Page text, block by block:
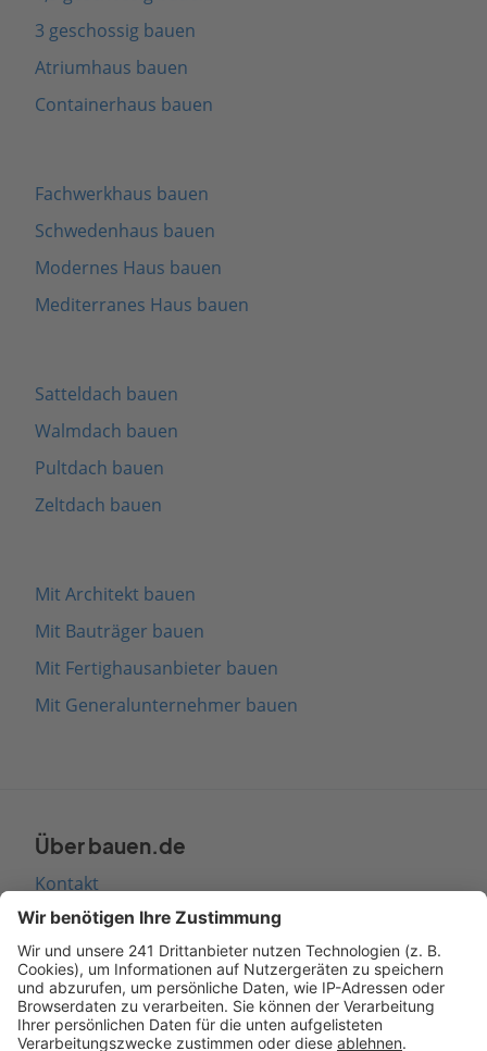
3 geschossig bauen
Atriumhaus bauen
Containerhaus bauen
Fachwerkhaus bauen
Schwedenhaus bauen
Modernes Haus bauen
Mediterranes Haus bauen
Satteldach bauen
Walmdach bauen
Pultdach bauen
Zeltdach bauen
Mit Architekt bauen
Mit Bauträger bauen
Mit Fertighausanbieter bauen
Mit Generalunternehmer bauen
Über bauen.de
Kontakt
Seitenaufbau
Barrierefreiheit
Cookie Einstellungen